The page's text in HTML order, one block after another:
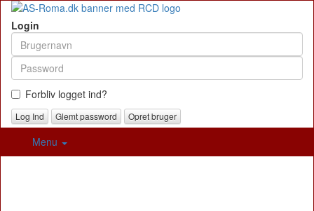
Login
Forbliv logget ind?
Glemt password Opret bruger
Menu